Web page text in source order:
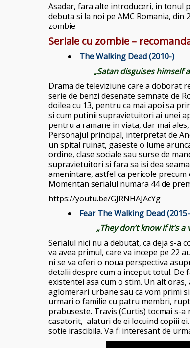
Asadar, fara alte introduceri, in tonul
debuta si la noi pe AMC Romania,
zombie
Seriale cu zombie –
The Walking Dead (2010-)
„Satan disguises himself
Drama de televiziune care a doborat
serie de benzi desenate semnate de
doilea cu 13, pentru ca mai apoi sa
si cum putinii supravietuitori ai unei
pentru a ramane in viata, dar mai
Personajul principal, interpretat de
un spital ruinat, gaseste o lume
ordine, clase sociale sau surse de
supravietuitori si fara sa isi dea
amenintare, astfel ca pericole
Momentan serialul numara 44 de
https://youtu.be/GJRNHAJAcYg
Fear The Walking Dead
„They don’t know if it’s
Serialul nici nu a debutat, ca deja s-a
va avea primul, care va incepe pe 22
ni se va oferi o noua perspectiva
detalii despre cum a inceput totul. De
existentei asa cum o stim. Un alt
aglomerari urbane sau ca vom primi
urmari o familie cu patru membri,
prabuseste. Travis (Curtis) tocmai s-a
casatorit, alaturi de ei locuind copiii
sotie irascibila. Va fi interesant de